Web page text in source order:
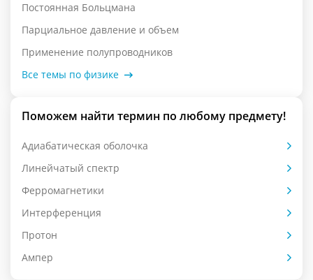
Постоянная Больцмана
Парциальное давление и объем
Применение полупроводников
Все темы по физике
Поможем найти термин по любому предмету!
Адиабатическая оболочка
Линейчатый спектр
Ферромагнетики
Интерференция
Протон
Ампер